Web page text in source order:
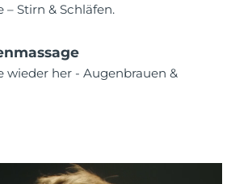
– Stirn & Schläfen.
wieder her - Augenbrauen &